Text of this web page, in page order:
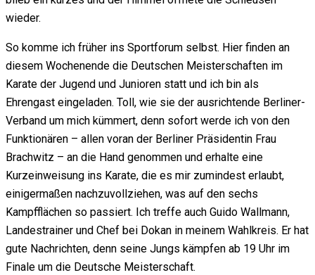
wieder.
So komme ich früher ins Sportforum selbst. Hier finden an
diesem Wochenende die Deutschen Meisterschaften im
Karate der Jugend und Junioren statt und ich bin als
Ehrengast eingeladen. Toll, wie sie der ausrichtende Berliner-
Verband um mich kümmert, denn sofort werde ich von den
Funktionären – allen voran der Berliner Präsidentin Frau
Brachwitz – an die Hand genommen und erhalte eine
Kurzeinweisung ins Karate, die es mir zumindest erlaubt,
einigermaßen nachzuvollziehen, was auf den sechs
Kampfflächen so passiert. Ich treffe auch Guido Wallmann,
Landestrainer und Chef bei Dokan in meinem Wahlkreis. Er hat
gute Nachrichten, denn seine Jungs kämpfen ab 19 Uhr im
Finale um die Deutsche Meisterschaft.